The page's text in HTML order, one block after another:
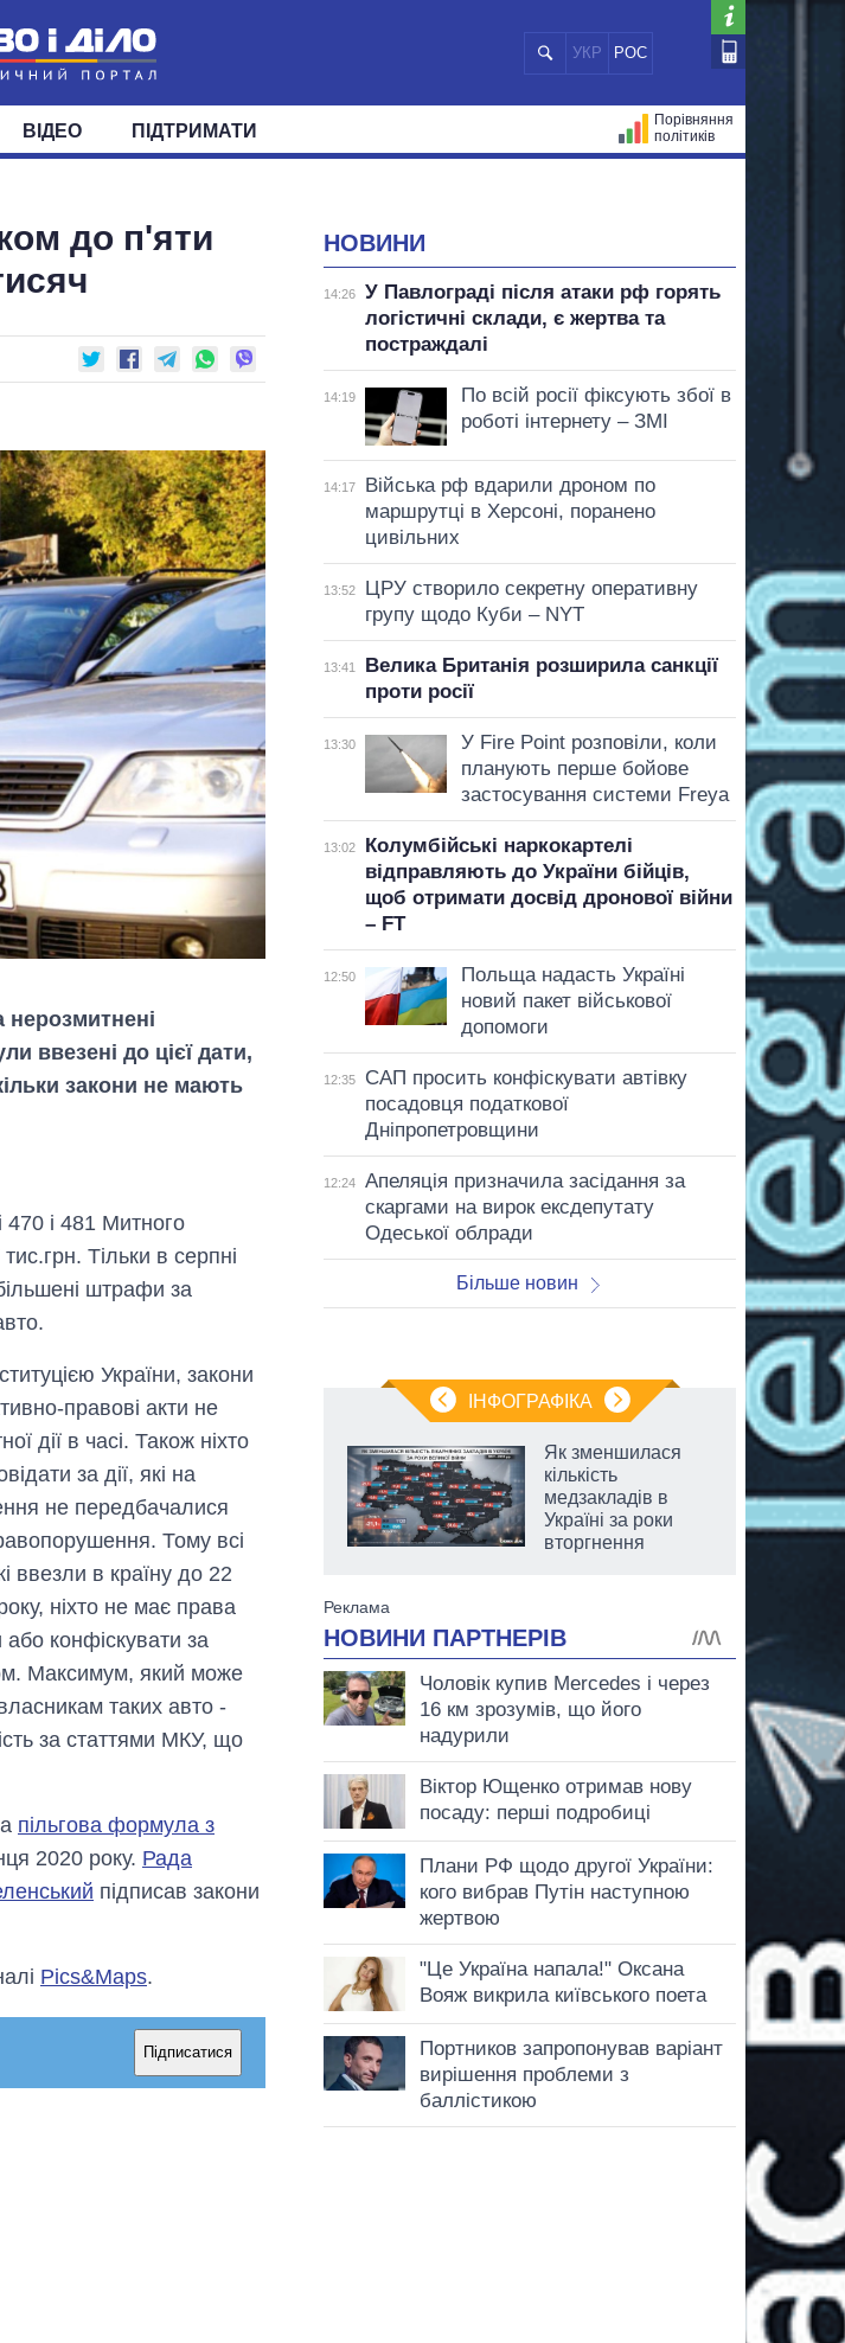
УКР РОС
СУСПІЛЬСТВО СВІТ
ФРАКЦІЇ ОКРУГИ
ВІДЕО ПІДТРИМАТИ
Порівняння
політиків
до п'яти
ввезені до цієї дати,
закони не мають
470 і 481 Митного
Тільки в серпні
штрафи за
України, закони
правові акти не
дії в часі. Також ніхто
за дії, які на
не передбачалися
Тому всі
ввезли в країну до 22
ніхто не має права
конфіскувати за
Максимум, який може
таких авто -
за статтями МКУ, що
пільгова формула з
2020 року. Рада
підписав закони
Pics&Maps.
Підписатися
НОВИНИ
14:26
У Павлограді після атаки рф горять
логістичні склади, є жертва та
постраждалі
14:19
По всій росії фіксують збої в
роботі інтернету – ЗМІ
14:17
Війська рф вдарили дроном по
маршрутці в Херсоні, поранено
цивільних
13:52
ЦРУ створило секретну оперативну
групу щодо Куби – NYT
13:41
Велика Британія розширила санкції
проти росії
13:30
У Fire Point розповіли, коли
планують перше бойове
застосування системи Freya
13:02
Колумбійські наркокартелі
відправляють до України бійців,
щоб отримати досвід дронової війни
– FT
12:50
Польща надасть Україні
новий пакет військової
допомоги
12:35
САП просить конфіскувати автівку
посадовця податкової
Дніпропетровщини
12:24
Апеляція призначила засідання за
скаргами на вирок ексдепутату
Одеської облради
Більше новин
ІНФОГРАФІКА
Скільки картоплі
вирощували в
Україні до і під час
великої війни
Як зменшилася
кількість
медзакладів в
Україні за роки
вторгнення